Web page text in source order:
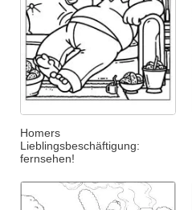
Homers
Lieblingsbeschäftigung:
fernsehen!